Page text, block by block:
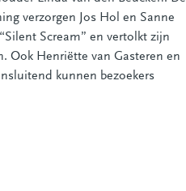
verzorgen Jos Hol en Sanne
Scream” en vertolkt zijn
Ook Henriëtte van Gasteren en
kunnen bezoekers